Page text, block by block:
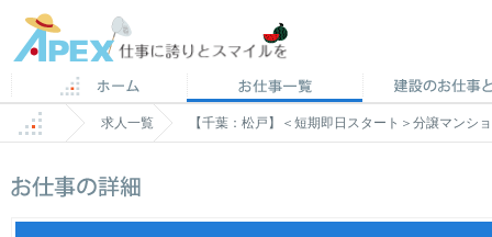
求人一覧 【千葉：松戸】＜短期即日スタート＞分譲マンシ